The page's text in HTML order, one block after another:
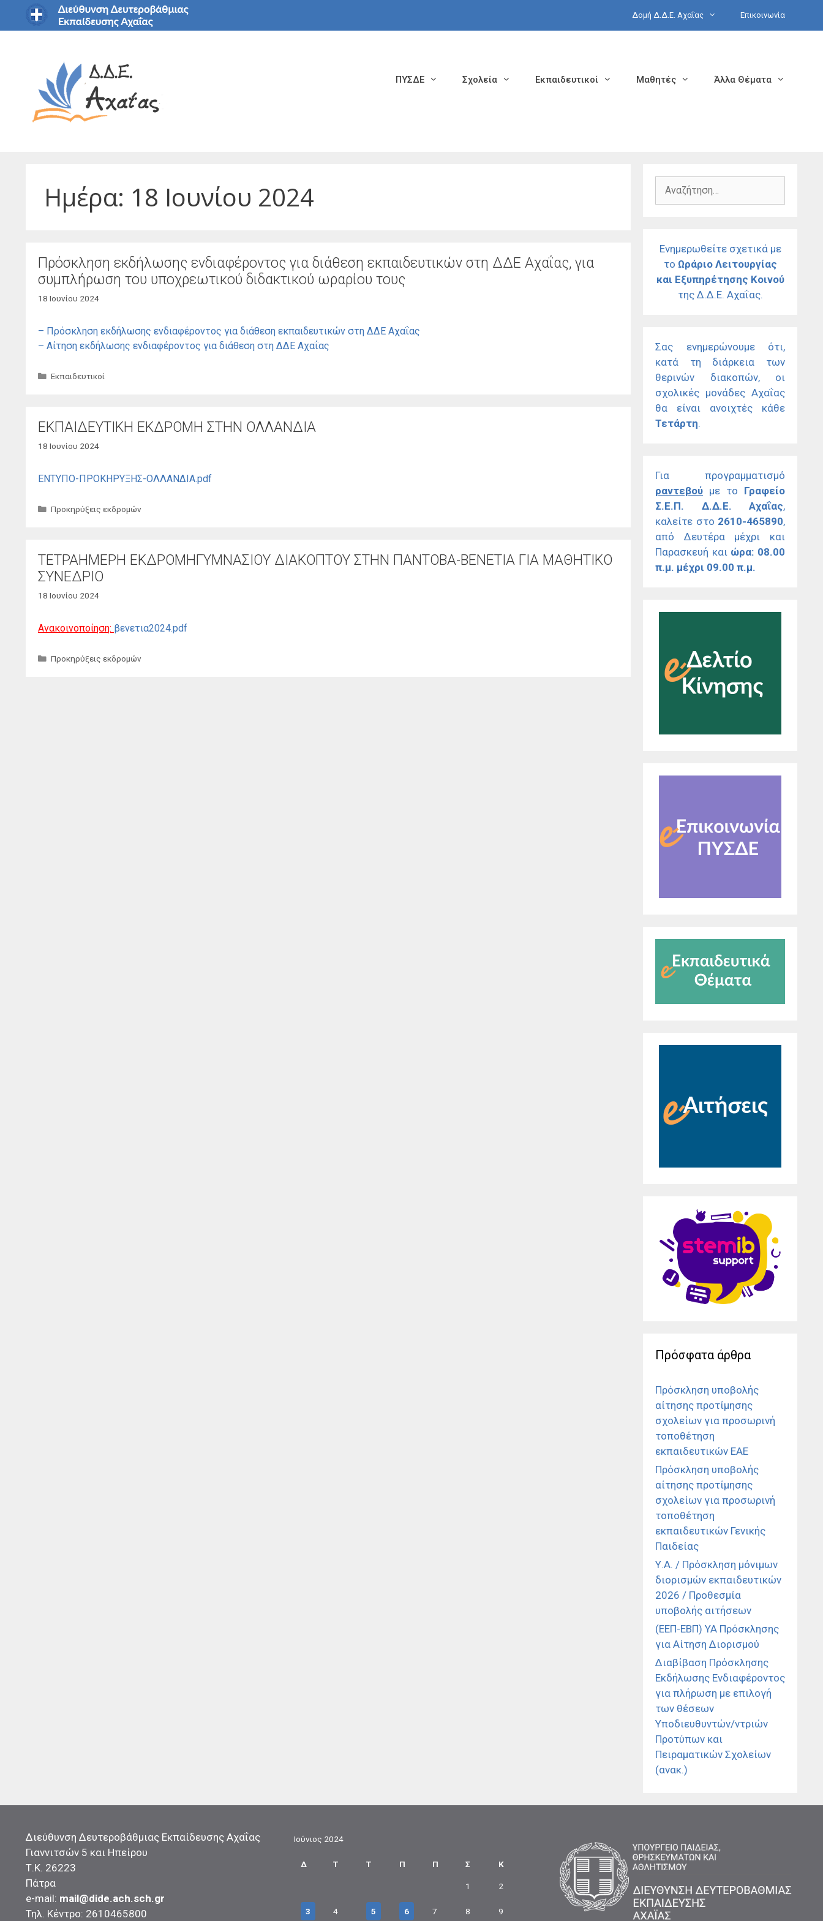
Μετάβαση
Δομή Δ.Δ.Ε. Αχαΐας Επικοινωνία
ΠΥΣΔΕ Σχολεία Εκπαιδευτικοί Μαθητές Άλλα Θέματα
Ημέρα: 18 Ιουνίου 2024
Πρόσκληση εκδήλωσης ενδιαφέροντος για διάθεση εκπαιδευτικών στη ΔΔΕ Αχαΐας, για
συμπλήρωση του υποχρεωτικού διδακτικού ωραρίου τους
18 Ιουνίου 2024
– Πρόσκληση εκδήλωσης ενδιαφέροντος για διάθεση εκπαιδευτικών στη ΔΔΕ Αχαΐας
– Αίτηση εκδήλωσης ενδιαφέροντος για διάθεση στη ΔΔΕ Αχαΐας
Κατηγορίες
Εκπαιδευτικοί
ΕΚΠΑΙΔΕΥΤΙΚΗ ΕΚΔΡΟΜΗ ΣΤΗΝ ΟΛΛΑΝΔΙΑ
18 Ιουνίου 2024
ΕΝΤΥΠΟ-ΠΡΟΚΗΡΥΞΗΣ-ΟΛΛΑΝΔΙΑ.pdf
Κατηγορίες
Προκηρύξεις εκδρομών
ΤΕΤΡΑΗΜΕΡΗ ΕΚΔΡΟΜΗΓΥΜΝΑΣΙΟΥ ΔΙΑΚΟΠΤΟΥ ΣΤΗΝ ΠΑΝΤΟΒΑ-ΒΕΝΕΤΙΑ ΓΙΑ ΜΑΘΗΤΙΚΟ
ΣΥΝΕΔΡΙΟ
18 Ιουνίου 2024
Ανακοινοποίηση: βενετια2024.pdf
Κατηγορίες
Προκηρύξεις εκδρομών
Αναζήτηση
Ενημερωθείτε σχετικά με
το Ωράριο Λειτουργίας
και Εξυπηρέτησης Κοινού
της Δ.Δ.Ε. Αχαΐας.
Σας ενημερώνουμε ότι,
κατά τη διάρκεια των
θερινών διακοπών, οι
σχολικές μονάδες Αχαΐας
θα είναι ανοιχτές κάθε
Τετάρτη.
Για προγραμματισμό
ραντεβού με το Γραφείο
Σ.Ε.Π. Δ.Δ.Ε. Αχαΐας,
καλείτε στο 2610-465890,
από Δευτέρα μέχρι και
Παρασκευή και ώρα: 08.00
π.μ. μέχρι 09.00 π.μ.
Πρόσφατα άρθρα
Πρόσκληση υποβολής
αίτησης προτίμησης
σχολείων για προσωρινή
τοποθέτηση
εκπαιδευτικών ΕΑΕ
Πρόσκληση υποβολής
αίτησης προτίμησης
σχολείων για προσωρινή
τοποθέτηση
εκπαιδευτικών Γενικής
Παιδείας
Υ.Α. / Πρόσκληση μόνιμων
διορισμών εκπαιδευτικών
2026 / Προθεσμία
υποβολής αιτήσεων
(ΕΕΠ-ΕΒΠ) ΥΑ Πρόσκλησης
για Αίτηση Διορισμού
Διαβίβαση Πρόσκλησης
Εκδήλωσης Ενδιαφέροντος
για πλήρωση με επιλογή
των θέσεων
Υποδιευθυντών/ντριών
Προτύπων και
Πειραματικών Σχολείων
(ανακ.)
Διεύθυνση Δευτεροβάθμιας Εκπαίδευσης Αχαΐας
Γιαννιτσών 5 και Ηπείρου
Τ.Κ. 26223
Πάτρα
e-mail: mail@dide.ach.sch.gr
Τηλ. Κέντρο: 2610465800
Ιούνιος 2024
Δ Τ Τ Π Π Σ Κ
1 2
3 4 5 6 7 8 9